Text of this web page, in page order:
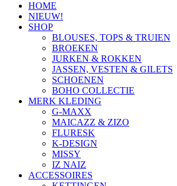
HOME
NIEUW!
SHOP
BLOUSES, TOPS & TRUIEN
BROEKEN
JURKEN & ROKKEN
JASSEN, VESTEN & GILETS
SCHOENEN
BOHO COLLECTIE
MERK KLEDING
G-MAXX
MAICAZZ & ZIZO
FLURESK
K-DESIGN
MISSY
IZ NAIZ
ACCESSOIRES